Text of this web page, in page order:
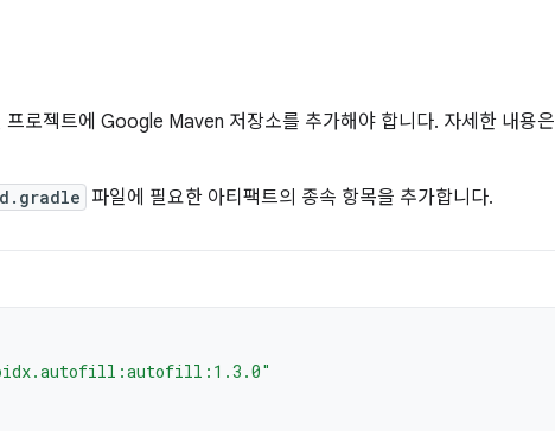
로젝트에 Google Maven 저장소를 추가해야 합니다. 자세한 내용은
파일에 필요한 아티팩트의 종속 항목을 추가합니다.